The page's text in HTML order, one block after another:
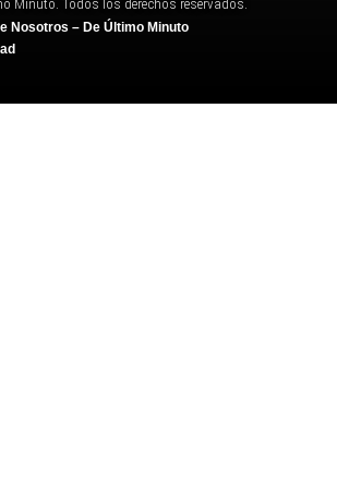
Minuto. Todos los derechos reservados.
Nosotros – De Último Minuto